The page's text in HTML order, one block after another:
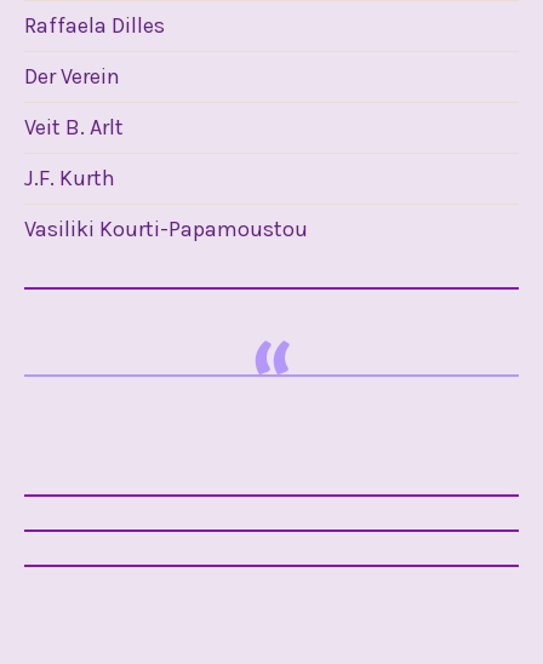
Raffaela Dilles
Der Verein
Veit B. Arlt
J.F. Kurth
Vasiliki Kourti-Papamoustou